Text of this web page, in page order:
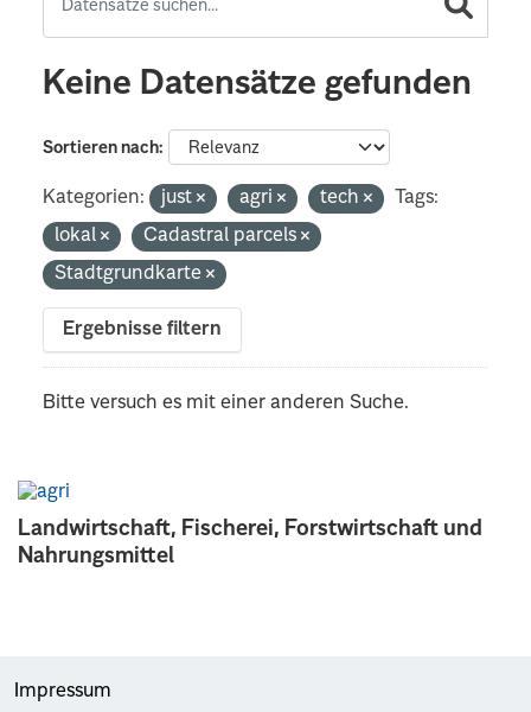
Landwirtschaft, Fischerei, Forstwirtschaft und
Nahrungsmittel
Keine Datensätze gefunden
Sortieren nach
Kategorien: just agri tech
Tags:
lokal
Cadastral parcels
Stadtgrundkarte
Ergebnisse filtern
Bitte versuch es mit einer anderen Suche.
Impressum